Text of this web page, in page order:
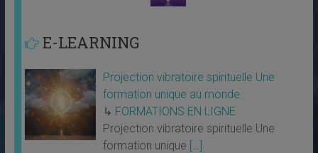
E-LEARNING
Projection vibratoire spirituelle Une
formation unique au monde
↳ FORMATIONS EN LIGNE
Projection vibratoire spirituelle Une
formation unique […]